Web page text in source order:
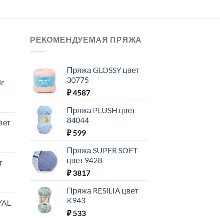
РЕКОМЕНДУЕМАЯ ПРЯЖА
Пряжа GLOSSY цвет
30775
₽4587
Пряжа PLUSH цвет
84044
₽599
Пряжа SUPER SOFT
цвет 9428
₽3817
Пряжа RESILIA цвет
K943
₽533